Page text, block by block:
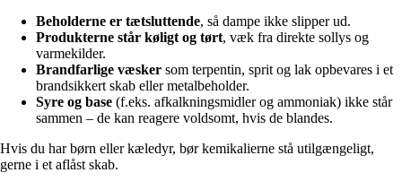
Beholderne er tætsluttende, så dampe ikke slipper ud.
Produkterne står køligt og tørt, væk fra direkte sollys og
varmekilder.
Brandfarlige væsker som terpentin, sprit og lak opbevares i et
brandsikkert skab eller metalbeholder.
Syre og base (f.eks. afkalkningsmidler og ammoniak) ikke står
sammen – de kan reagere voldsomt, hvis de blandes.
Hvis du har børn eller kæledyr, bør kemikalierne stå utilgængeligt,
gerne i et aflåst skab.